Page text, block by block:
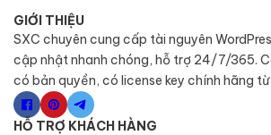
GIỚI THIỆU
SXC chuyên cung cấp tài nguyên
cập nhật nhanh chóng, hỗ trợ 24/7/365.
có bản quyền, có license key chính hãng
HỖ TRỢ KHÁCH HÀNG